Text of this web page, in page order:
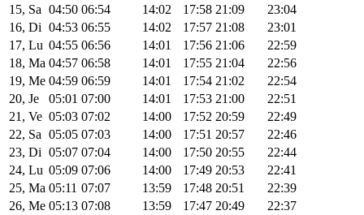
15, Sa 04:50 06:54 14:02 17:58 21:09
23:04
16, Di 04:53 06:55 14:02 17:57 21:08
23:01
17, Lu 04:55 06:56 14:01 17:56 21:06
22:59
18, Ma 04:57 06:58 14:01 17:55 21:04
22:56
19, Me 04:59 06:59 14:01 17:54 21:02
22:54
20, Je
05:01 07:00 14:01 17:53 21:00
22:51
21, Ve 05:03 07:02 14:00 17:52 20:59
22:49
22, Sa 05:05 07:03 14:00 17:51 20:57
22:46
23, Di 05:07 07:04 14:00 17:50 20:55
22:44
24, Lu 05:09 07:06 14:00 17:49 20:53
22:41
25, Ma 05:11 07:07 13:59 17:48 20:51
22:39
26, Me 05:13 07:08 13:59 17:47 20:49
22:37